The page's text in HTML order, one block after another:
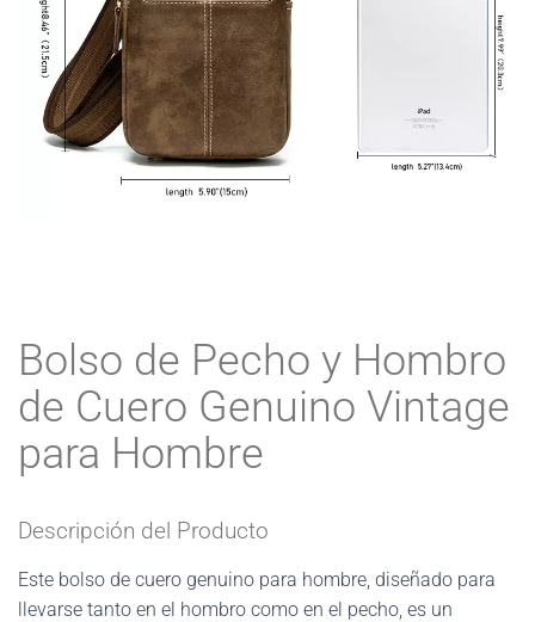
Bolso de Pecho y Hombro
de Cuero Genuino Vintage
para Hombre
Descripción del Producto
Este bolso de cuero genuino para hombre, diseñado para
llevarse tanto en el hombro como en el pecho, es un